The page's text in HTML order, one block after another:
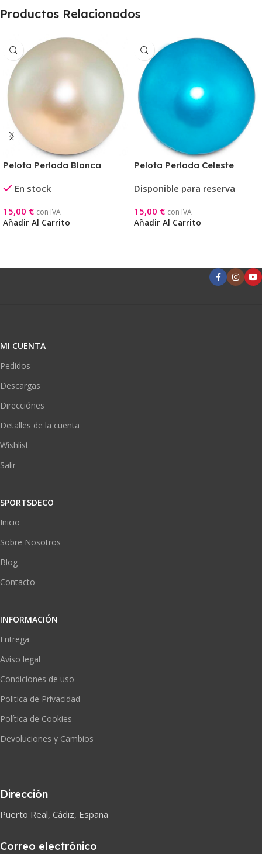
Productos Relacionados
Pelota Perlada Blanca
En stock
15,00 € con IVA
Añadir Al Carrito
Pelota Perlada Celeste
Disponible para reserva
15,00 € con IVA
Añadir Al Carrito
MI CUENTA
Pedidos
Descargas
Direcciónes
Detalles de la cuenta
Wishlist
Salir
SPORTSDECO
Inicio
Sobre Nosotros
Blog
Contacto
INFORMACIÓN
Entrega
Aviso legal
Condiciones de uso
Politica de Privacidad
Política de Cookies
Devoluciones y Cambios
Dirección
Puerto Real, Cádiz, España
Correo electrónico